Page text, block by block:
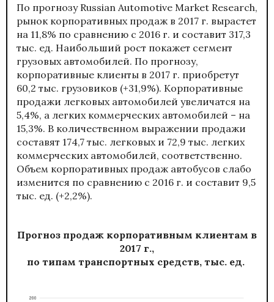
По прогнозу Russian Automotive Market Research,
рынок корпоративных продаж в 2017 г. вырастет
на 11,8% по сравнению с 2016 г. и составит 317,3
тыс. ед. Наибольший рост покажет сегмент
грузовых автомобилей. По прогнозу,
корпоративные клиенты в 2017 г. приобретут
60,2 тыс. грузовиков (+31,9%). Корпоративные
продажи легковых автомобилей увеличатся на
5,4%, а легких коммерческих автомобилей – на
15,3%. В количественном выражении продажи
составят 174,7 тыс. легковых и 72,9 тыс. легких
коммерческих автомобилей, соответственно.
Объем корпоративных продаж автобусов слабо
изменится по сравнению с 2016 г. и составит 9,5
тыс. ед. (+2,2%).
Прогноз продаж корпоративным клиентам в
2017 г.,
по типам транспортных средств, тыс. ед.